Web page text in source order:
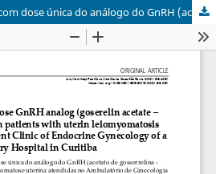
Análise do tratamento com dose única do análogo do GnRH (acetato de gosserrelina - 10,8 mg) em pacientes com leiomiomatose uterina atendidas no Ambulatório de Ginecologia Endócrina de um Hospital Terciário de Curitiba / Analysis of single dose GnRH analog (goserelin acetate – 10.8 mg) treatment in patients with uterin leiomyomatosis treated at the Outpatient Clinic of Endocrine Gynecology of a Tertiary Hospital in Curitiba